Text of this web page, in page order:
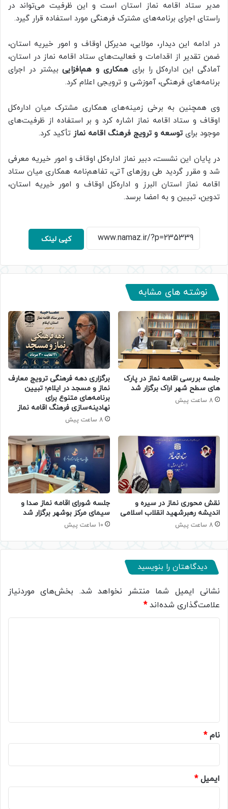
مدیر ستاد اقامه نماز استان است و این ظرفیت می‌تواند در
راستای اجرای برنامه‌های مشترک فرهنگی مورد استفاده قرار گیرد.
در ادامه این دیدار، مولایی، مدیرکل اوقاف و امور خیریه استان،
ضمن تقدیر از اقدامات و فعالیت‌های ستاد اقامه نماز در استان،
آمادگی این اداره‌کل را برای همکاری و هم‌افزاییبیشتر در اجرای
برنامه‌های فرهنگی، آموزشی و ترویجی اعلام کرد.
وی همچنین به برخی زمینه‌های همکاری مشترک میان اداره‌کل
اوقاف و ستاد اقامه نماز اشاره کرد و بر استفاده از ظرفیت‌های
موجود برای توسعه و ترویج فرهنگ اقامه نماز تأکید کرد.
در پایان این نشست، دبیر نماز اداره‌کل اوقاف و امور خیریه معرفی
شد و مقرر گردید طی روزهای آتی، تفاهم‌نامه همکاری میان ستاد
اقامه نماز استان البرز و اداره‌کل اوقاف و امور خیریه استان،
تدوین، تبیین و به امضا برسد.
کپی لینک
نوشته های مشابه
جلسه بررسی اقامه نماز در پارک
های سطح شهر اراک برگزار شد
8 ساعت پیش
برگزاری دهه فرهنگی ترویج معارف
نماز و مسجد در ایلام؛ تبیین
برنامه‌های متنوع برای
نهادینه‌سازی فرهنگ اقامه نماز
8 ساعت پیش
نقش محوری نماز در سیره و
اندیشه رهبرشهید انقلاب اسلامی
8 ساعت پیش
جلسه شورای اقامه نماز صدا و
سیمای مرکز بوشهر برگزار شد
10 ساعت پیش
دیدگاهتان را بنویسید
نشانی ایمیل شما منتشر نخواهد شد. بخش‌های موردنیاز
علامت‌گذاری شده‌اند*
نام*
ایمیل*